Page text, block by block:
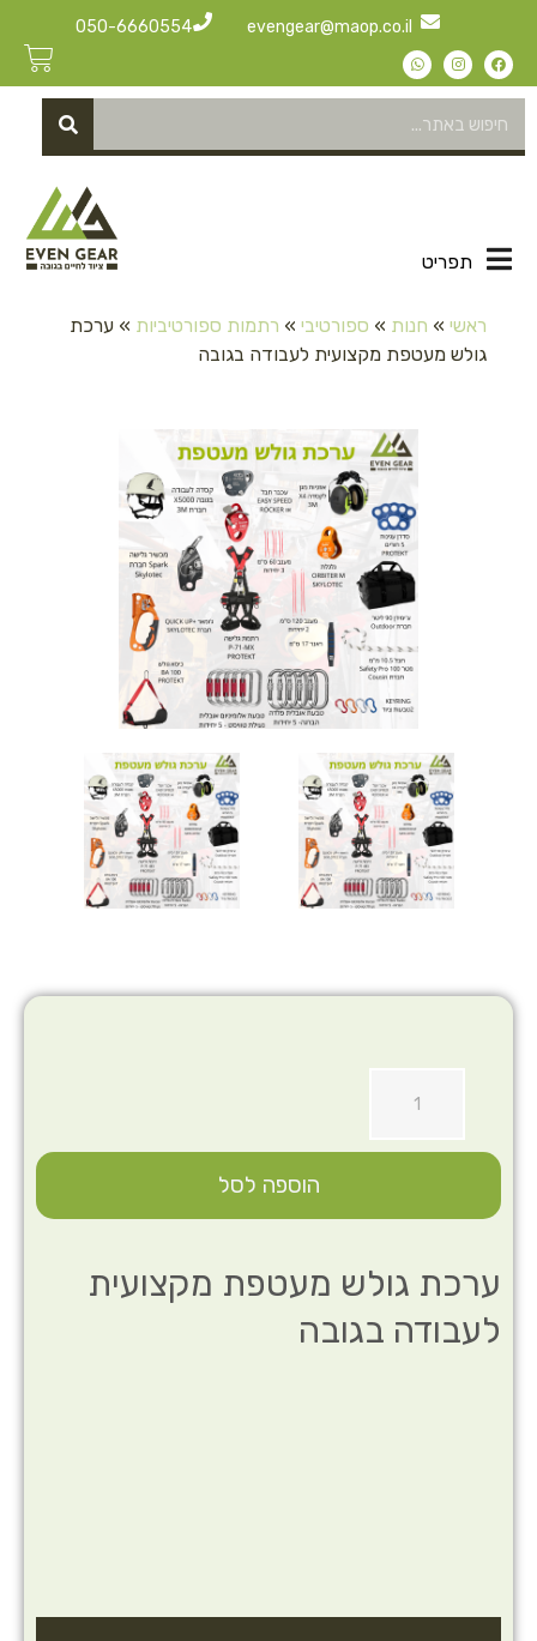
evengear@maop.co.il
050-6660554
תפריט
ראשי » חנות » ספורטיבי » רתמות ספורטיביות » ערכת
גולש מעטפת מקצועית לעבודה בגובה
ערכת גולש מעטפת מקצועית
לעבודה בגובה
הוספה לסל